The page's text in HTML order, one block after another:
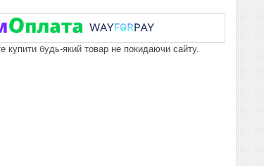
купити будь-який товар не покидаючи сайту.